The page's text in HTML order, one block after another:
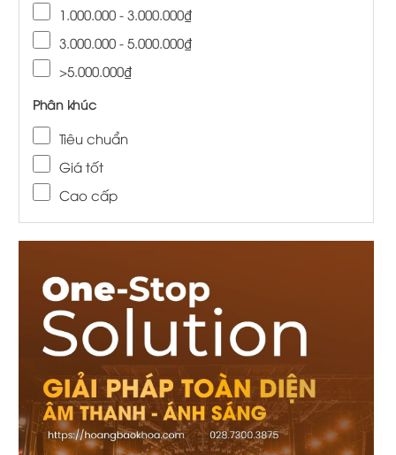
1.000.000 - 3.000.000₫
3.000.000 - 5.000.000₫
>5.000.000₫
Phân khúc
Tiêu chuẩn
Giá tốt
Cao cấp